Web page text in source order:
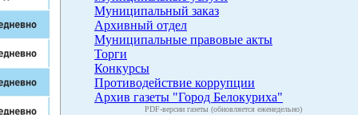
Муниципальный заказ
Архивный отдел
Муниципальные правовые акты
Торги
Конкурсы
Противодействие коррупции
Архив газеты "Город Белокуриха"
PDF-версии газеты (обновляется еженедельно)